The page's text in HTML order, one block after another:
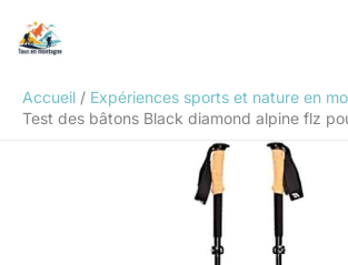
Accueil
Expériences sports et nature en
Test des bâtons Black diamond alpine flz